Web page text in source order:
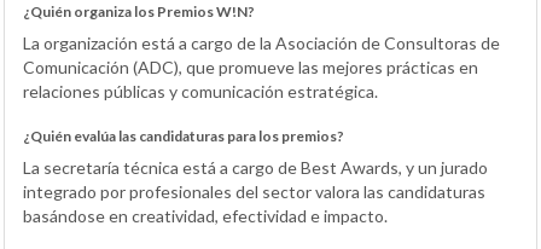
¿Quién organiza los Premios W!N?
La organización está a cargo de la Asociación de Consultoras de
Comunicación (ADC), que promueve las mejores prácticas en
relaciones públicas y comunicación estratégica.
¿Quién evalúa las candidaturas para los premios?
La secretaría técnica está a cargo de Best Awards, y un jurado
integrado por profesionales del sector valora las candidaturas
basándose en creatividad, efectividad e impacto.